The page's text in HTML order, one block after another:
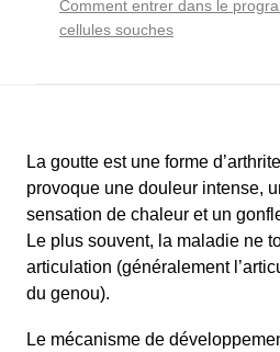
La goutte est une forme
provoque une douleur intense,
sensation de chaleur et un
Le plus souvent, la maladie ne
articulation (généralement
du genou).
Le mécanisme de
Comment entrer dans le
cellules souches